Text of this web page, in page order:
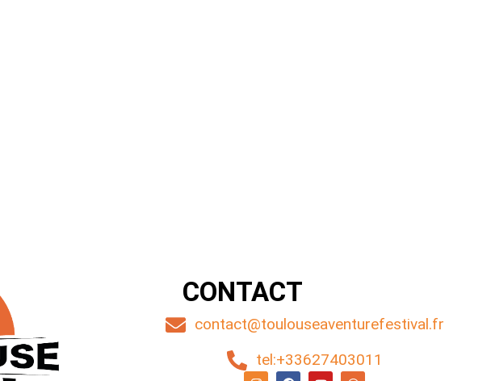
CONTACT
contact@toulouseaventurefestival.fr
tel:+33627403011